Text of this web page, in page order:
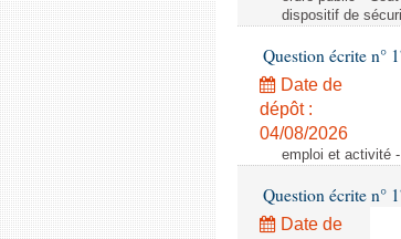
dispositif de
Question écrite n°
Date de
dépôt :
04/08/2026
emploi et activité
Question écrite n°
Date de